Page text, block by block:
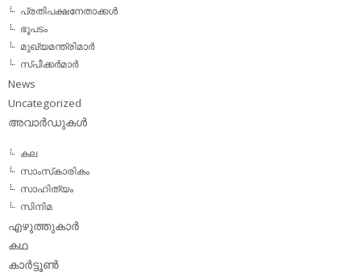
പ്രതിപക്ഷനേതാക്കള്‍
ഭൂപടം
മുഖ്യമന്ത്രിമാര്‍
സ്പീക്കര്‍മാര്‍
News
Uncategorized
അവാര്‍ഡുകള്‍
കല
സാംസ്‌കാരികം
സാഹിത്യം
സിനിമ
എഴുത്തുകാര്‍
കഥ
കാര്‍ട്ടൂണ്‍